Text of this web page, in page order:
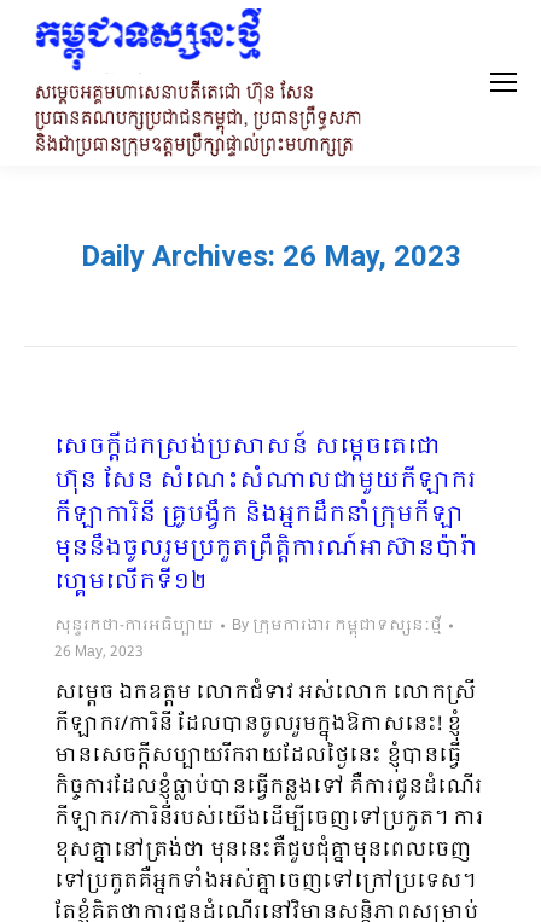
Daily Archives: 26 May, 2023
សេចក្ដីដកស្រង់ប្រសាសន៍ សម្ដេចតេជោ
ហ៊ុន សែន សំណេះសំណាលជាមួយកីឡាករ
កីឡាការិនី គ្រូបង្វឹក និងអ្នកដឹកនាំក្រុមកីឡា
មុននឹងចូលរួមប្រកួតព្រឹត្តិការណ៍អាស៊ានប៉ារ៉ា
ហ្គេមលើកទី១២
សុន្ទរកថា-ការអធិប្បាយ By ក្រុមការងារ កម្ពុជាទស្សនៈថ្មី
26 May, 2023
សម្ដេច ឯកឧត្តម លោកជំទាវ អស់លោក លោកស្រី
កីឡាករ/ការិនី ដែលបានចូលរួមក្នុងឱកាសនេះ! ខ្ញុំ
មានសេចក្ដីសប្បាយរីករាយដែលថ្ងៃនេះ ខ្ញុំបានធ្វើ
កិច្ចការដែលខ្ញុំធ្លាប់បានធ្វើកន្លងទៅ គឺការជូនដំណើរ
កីឡាករ/ការិនីរបស់យើងដើម្បីចេញទៅប្រកួត។ ការ
ខុសគ្នានៅត្រង់ថា មុននេះគឺជួបជុំគ្នាមុនពេលចេញ
ទៅប្រកួតគឺអ្នកទាំងអស់​គ្នាចេញទៅក្រៅប្រទេស។
តែខ្ញុំគិតថាការជូនដំណើរនៅវិមានសន្ដិភាពសម្រាប់